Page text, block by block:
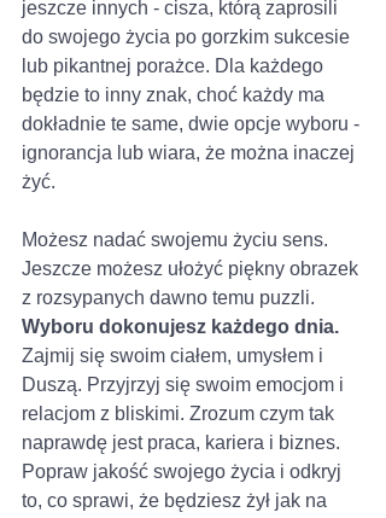
jeszcze innych - cisza, którą zaprosili
do swojego życia po gorzkim sukcesie
lub pikantnej porażce. Dla każdego
będzie to inny znak, choć każdy ma
dokładnie te same, dwie opcje wyboru -
ignorancja lub wiara, że można inaczej
żyć.
Możesz nadać swojemu życiu sens.
Jeszcze możesz ułożyć piękny obrazek
z rozsypanych dawno temu puzzli.
Wyboru dokonujesz każdego dnia.
Zajmij się swoim ciałem, umysłem i
Duszą. Przyjrzyj się swoim emocjom i
relacjom z bliskimi. Zrozum czym tak
naprawdę jest praca, kariera i biznes.
Popraw jakość swojego życia i odkryj
to, co sprawi, że będziesz żył jak na